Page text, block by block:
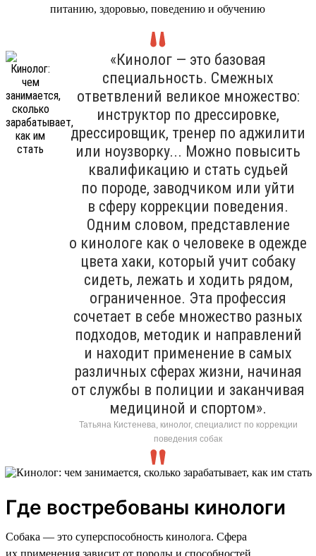
питанию, здоровью, поведению и обучению
«Кинолог — это базовая
специальность. Смежных
ответвлений великое множество:
инструктор по дрессировке,
дрессировщик, тренер по аджилити
или ноузворку... Можно повысить
квалификацию и стать судьей
по породе, заводчиком или уйти
в сферу коррекции поведения.
Одним словом, представление
о кинологе как о человеке в одежде
цвета хаки, который учит собаку
сидеть, лежать и ходить рядом,
ограниченное. Эта профессия
сочетает в себе множество разных
подходов, методик и направлений
и находит применение в самых
различных сферах жизни, начиная
от службы в полиции и заканчивая
медициной и спортом».
Татьяна Кистенева, кинолог, специалист по коррекции
поведения собак
Где востребованы кинологи
Собака — это суперспособность кинолога. Сфера
их применения зависит от породы и способностей